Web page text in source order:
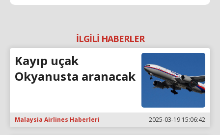
İLGİLİ HABERLER
Kayıp uçak
Okyanusta aranacak
Malaysia Airlines Haberleri 2025-03-19 15:06:42